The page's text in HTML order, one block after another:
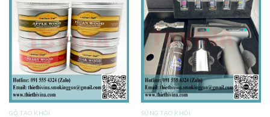
GỖ TẠO KHÓI SÚNG TẠO KHÓI